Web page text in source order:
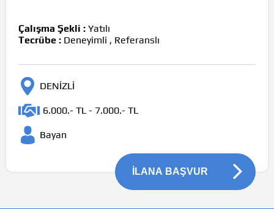
Çalışma Şekli : Yatılı
Tecrübe : Deneyimli , Referanslı
DENİZLİ
6.000.- TL - 7.000.- TL
Bayan
İLANA BAŞVUR